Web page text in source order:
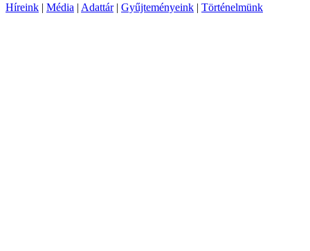
Híreink | Média | Adattár| Gyűjteményeink | Történelmünk